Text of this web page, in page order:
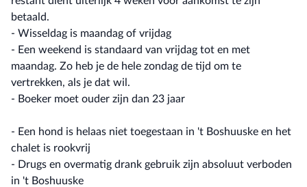
betaald.
- Wisseldag is maandag of vrijdag
- Een weekend is standaard van vrijdag tot en met
maandag. Zo heb je de hele zondag de tijd om te
vertrekken, als je dat wil.
- Boeker moet ouder zijn dan 23 jaar
- Een hond is helaas niet toegestaan in 't Boshuuske en het
chalet is rookvrij
- Drugs en overmatig drank gebruik zijn absoluut verboden
in 't Boshuuske